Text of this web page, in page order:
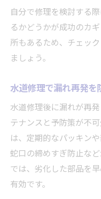
自分で修理を検討する
るかどうかが成功のカ
所もあるため、チェッ
ましょう。
水道修理で漏れ再発を
水道修理後に漏れが再
テナンスと予防策が不
は、定期的なパッキン
蛇口の締めすぎ防止な
では、劣化した部品を
有効です。